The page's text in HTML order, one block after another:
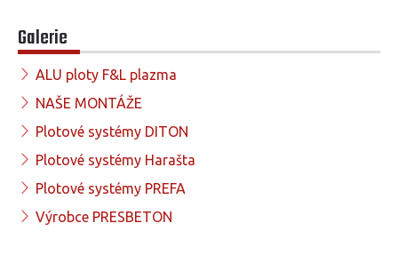
Galerie
ALU ploty F&L plazma
NAŠE MONTÁŽE
Plotové systémy DITON
Plotové systémy Harašta
Plotové systémy PREFA
Výrobce PRESBETON